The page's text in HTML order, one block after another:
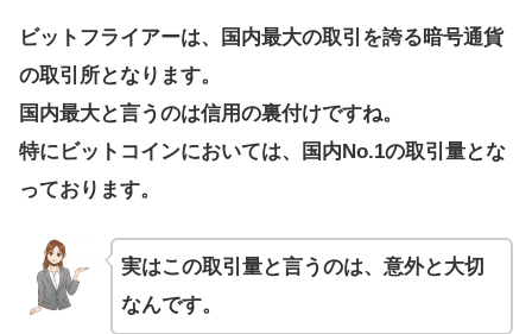
ビットフライアーは、国内最大の取引を誇る暗号通貨
の取引所となります。
国内最大と言うのは信用の裏付けですね。
特にビットコインにおいては、国内No.1の取引量とな
っております。
実はこの取引量と言うのは、意外と大切
なんです。